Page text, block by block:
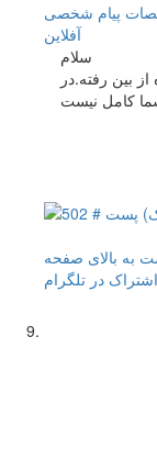
پیام شخصی
آفلاين
سلام
بین رفته.در
به بالای صفحه
اشتراک در تلگرام